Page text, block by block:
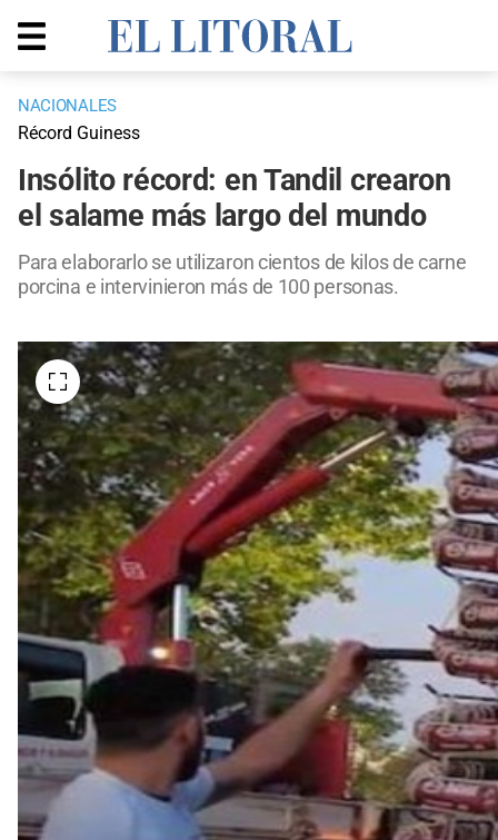
NACIONALES
Récord Guiness
Insólito récord: en Tandil crearon
el salame más largo del mundo
Para elaborarlo se utilizaron cientos de kilos de carne
porcina e intervinieron más de 100 personas.